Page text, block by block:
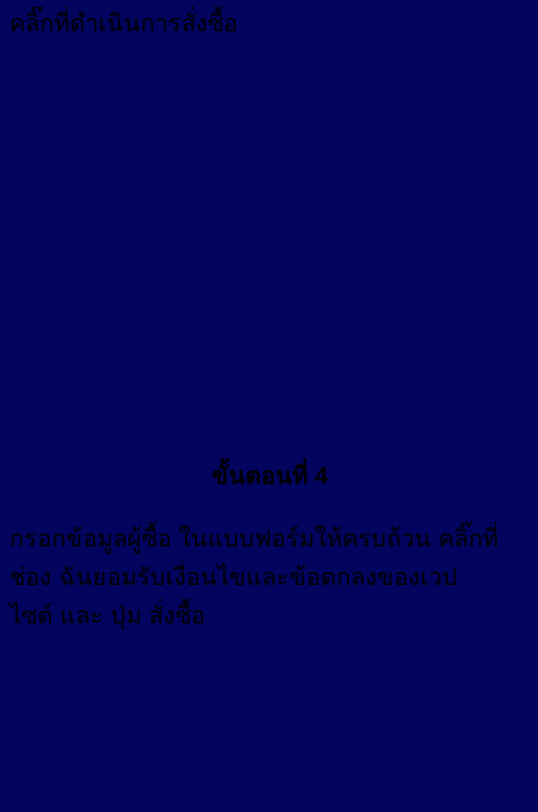
คลิ๊กที่ดำเนินการสั่งซื้อ
ขั้นตอนที่ 4
กรอกข้อมูลผู้ซื้อ ในแบบฟอร์มให้ครบถ้วน คลิ๊กที่
ช่อง ฉันยอมรับเงื่อนไขและข้อตกลงของเวป
ไซต์ และ ปุ่ม สั่งซื้อ